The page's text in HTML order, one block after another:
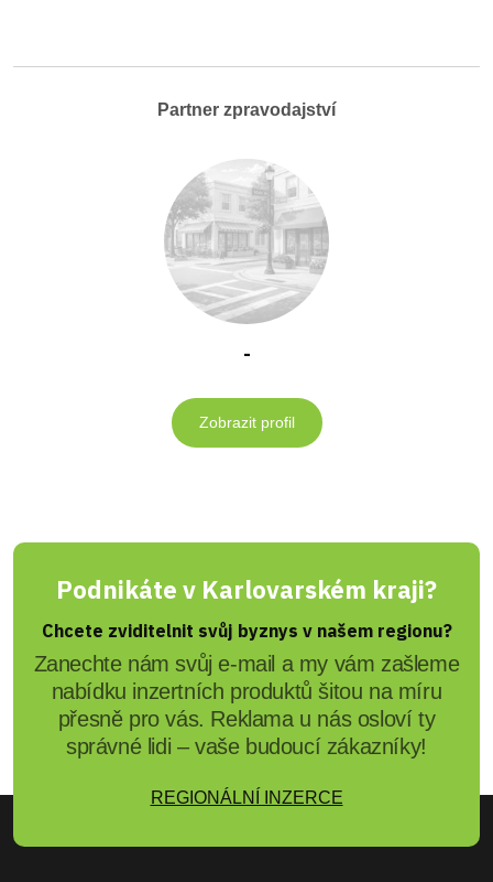
Partner zpravodajství
-
Zobrazit profil
Podnikáte v Karlovarském kraji?
Chcete zviditelnit svůj byznys v našem regionu?
Zanechte nám svůj e-mail a my vám zašleme
nabídku inzertních produktů šitou na míru
přesně pro vás. Reklama u nás osloví ty
správné lidi – vaše budoucí zákazníky!
REGIONÁLNÍ INZERCE